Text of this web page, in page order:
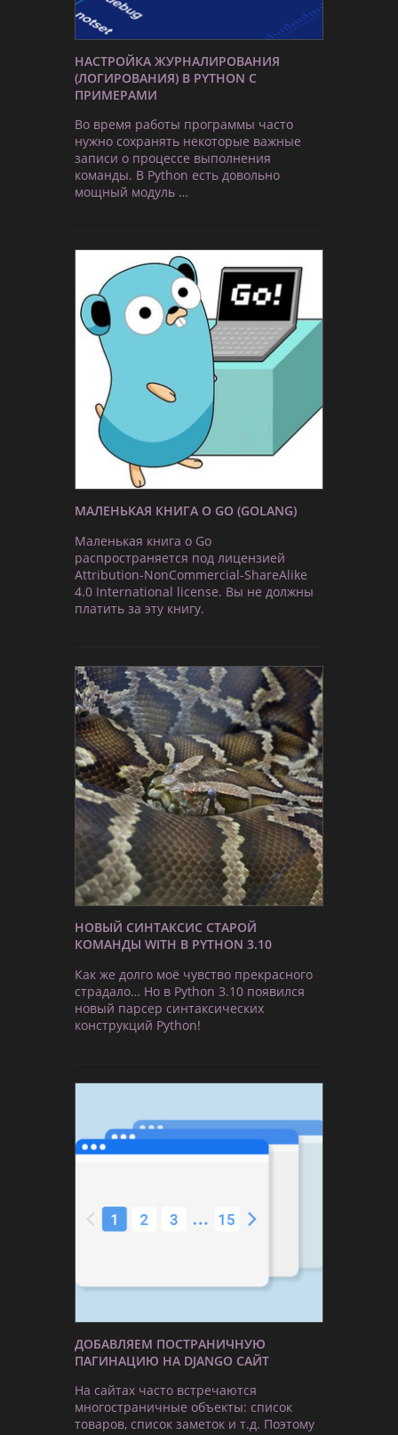
НАСТРОЙКА ЖУРНАЛИРОВАНИЯ
(ЛОГИРОВАНИЯ) В PYTHON С
ПРИМЕРАМИ
Во время работы программы часто
нужно сохранять некоторые важные
записи о процессе выполнения
команды. В Python есть довольно
мощный модуль …
МАЛЕНЬКАЯ КНИГА О GO (GOLANG)
Маленькая книга о Go
распространяется под лицензией
Attribution-NonCommercial-ShareAlike
4.0 International license. Вы не должны
платить за эту книгу.
НОВЫЙ СИНТАКСИС СТАРОЙ
КОМАНДЫ WITH В PYTHON 3.10
Как же долго моё чувство прекрасного
страдало… Но в Python 3.10 появился
новый парсер синтаксических
конструкций Python!
ДОБАВЛЯЕМ ПОСТРАНИЧНУЮ
ПАГИНАЦИЮ НА DJANGO САЙТ
На сайтах часто встречаются
многостраничные объекты: список
товаров, список заметок и т.д. Поэтому